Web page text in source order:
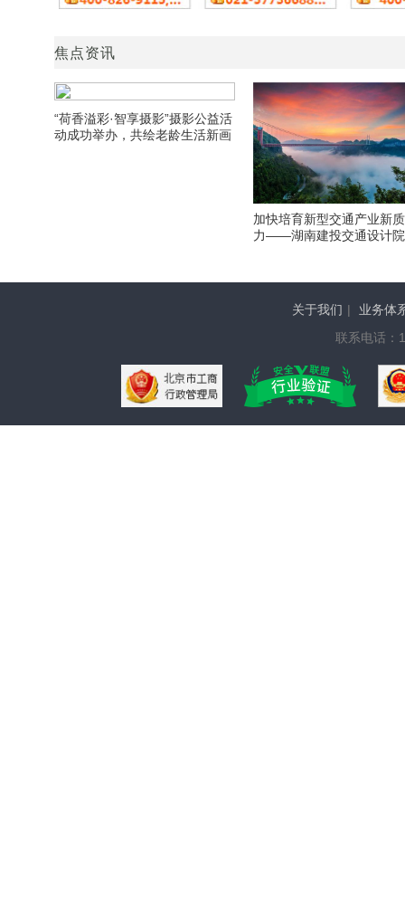
焦点资讯
“荷香溢彩·智享摄影”摄影公益活
动成功举办，共绘老龄生活新画
加快培育新型交通产业新
力——湖南建投交通设计
关于我们 |
业务体
联系电话